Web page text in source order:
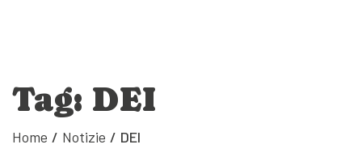
Tag: DEI
Home / Notizie / DEI